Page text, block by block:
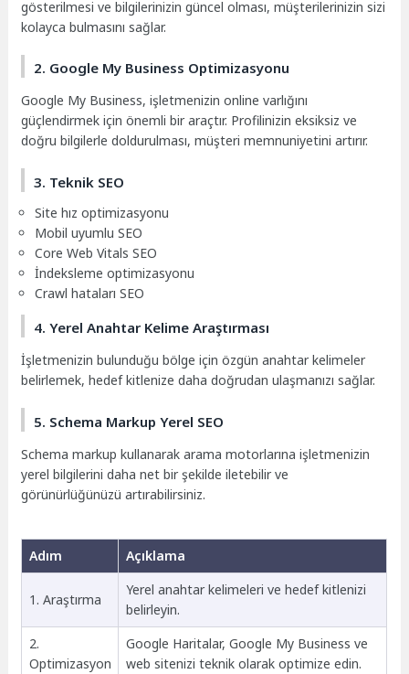
gösterilmesi ve bilgilerinizin güncel olması, müşterilerinizin sizi
kolayca bulmasını sağlar.
2. Google My Business Optimizasyonu
Google My Business, işletmenizin online varlığını
güçlendirmek için önemli bir araçtır. Profilinizin eksiksiz ve
doğru bilgilerle doldurulması, müşteri memnuniyetini artırır.
3. Teknik SEO
Site hız optimizasyonu
Mobil uyumlu SEO
Core Web Vitals SEO
İndeksleme optimizasyonu
Crawl hataları SEO
4. Yerel Anahtar Kelime Araştırması
İşletmenizin bulunduğu bölge için özgün anahtar kelimeler
belirlemek, hedef kitlenize daha doğrudan ulaşmanızı sağlar.
5. Schema Markup Yerel SEO
Schema markup kullanarak arama motorlarına işletmenizin
yerel bilgilerini daha net bir şekilde iletebilir ve
görünürlüğünüzü artırabilirsiniz.
Adım Açıklama
1. Araştırma
Yerel anahtar kelimeleri ve hedef kitlenizi
belirleyin.
2.
Optimizasyon
Google Haritalar, Google My Business ve
web sitenizi teknik olarak optimize edin.